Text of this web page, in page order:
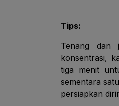
Tips:
Tenang dan
konsentrasi,
tiga menit
sementara
persiapkan